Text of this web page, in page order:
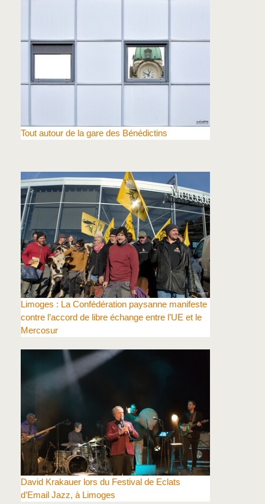
Tout autour de la gare des Bénédictins
Limoges : La Confédération paysanne manifeste
contre l’accord de libre échange entre l’UE et le
Mercosur
David Krakauer lors du Festival de Eclats
d’Email Jazz, à Limoges